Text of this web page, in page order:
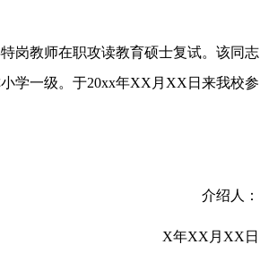
岗教师在职攻读教育硕士复试。该同志
学一级。于20xx年XX月XX日来我校参
介绍人：
X年XX月XX日